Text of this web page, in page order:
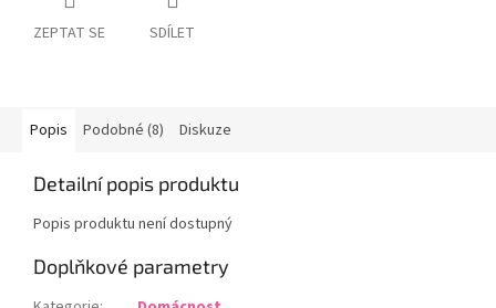
ZEPTAT SE SDÍLET
Popis Podobné (8) Diskuze
Detailní popis produktu
Popis produktu není dostupný
Doplňkové parametry